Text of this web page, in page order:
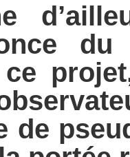
de